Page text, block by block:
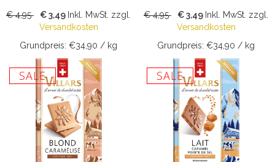
€ 4,95 € 3,49 Inkl. MwSt. zzgl.
Versandkosten
Grundpreis: €34,90 / kg
€ 4,95 € 3,49 Inkl. MwSt. zzgl.
Versandkosten
Grundpreis: €34,90 / kg
SALE SALE